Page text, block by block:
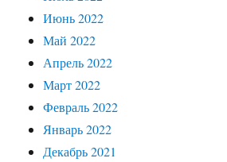
Июнь 2022
Май 2022
Апрель 2022
Март 2022
Февраль 2022
Январь 2022
Декабрь 2021